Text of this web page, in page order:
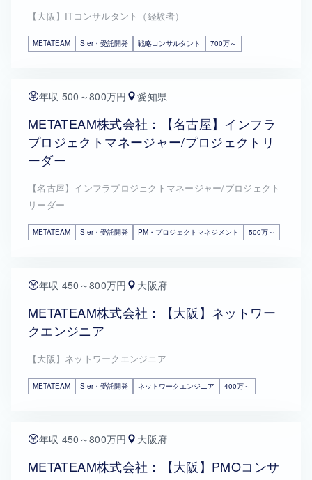
【大阪】ITコンサルタント（経験者）
METATEAM SIer・受託開発 戦略コンサルタント 700万～
年収 500～800万円 愛知県
METATEAM株式会社：【名古屋】インフラ
プロジェクトマネージャー/プロジェクトリ
ーダー
【名古屋】インフラプロジェクトマネージャー/プロジェクト
リーダー
METATEAM SIer・受託開発 PM・プロジェクトマネジメント 500万～
年収 450～800万円 大阪府
METATEAM株式会社：【大阪】ネットワー
クエンジニア
【大阪】ネットワークエンジニア
METATEAM SIer・受託開発 ネットワークエンジニア 400万～
年収 450～800万円 大阪府
METATEAM株式会社：【大阪】PMOコンサ